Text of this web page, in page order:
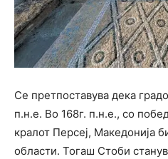
Се претпоставува дека
п.н.е. Во 168г. п.н.е., со
кралот Персеј, Македонија
области. Тогаш Стоби